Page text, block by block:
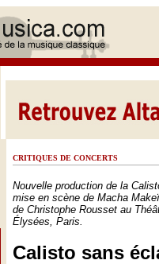
CRITIQUES DE CONCERTS
Nouvelle production de la
mise en scène de Macha
de Christophe Rousset au
Élysées, Paris.
Calisto sans